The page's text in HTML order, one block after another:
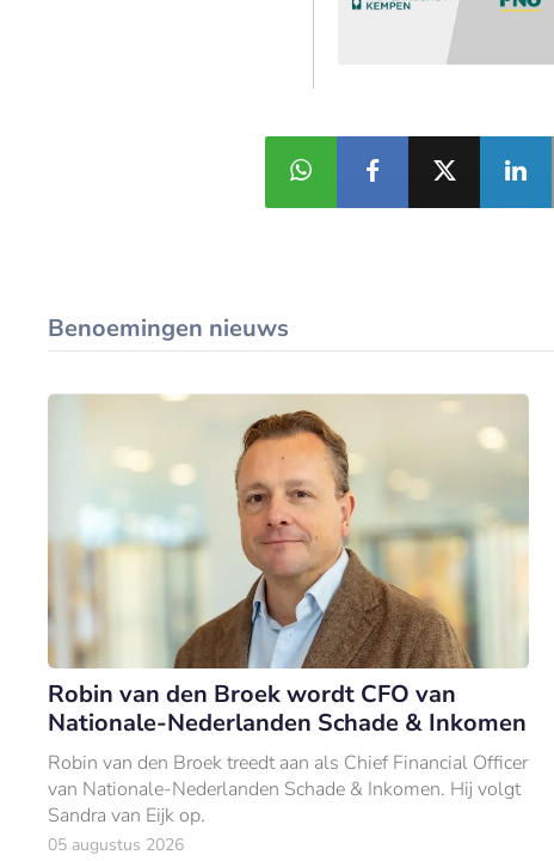
Benoemingen nieuws
Robin van den Broek wordt CFO van
Nationale-Nederlanden Schade & Inkomen
Robin van den Broek treedt aan als Chief Financial Officer
van Nationale-Nederlanden Schade & Inkomen. Hij volgt
Sandra van Eijk op.
05 augustus 2026